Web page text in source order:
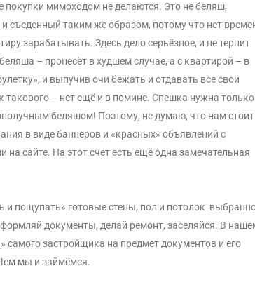
покупки мимоходом не делаются. Это не беляш,
съеденный таким же образом, потому что нет
зарабатывать. Здесь дело серьёзное, и не терпит
– пронесёт в худшем случае, а с квартирой – в
и выпучив очи бежать и отдавать все свои
такового – нет ещё и в помине. Спешка нужна только
беляшом! Поэтому, не думаю, что нам стоит
в виде баннеров и «красных» объявлений с
сайте. На этот счёт есть ещё одна замечательная
и пощупать» готовые стены, пол и потолок
документы, делай ремонт, заселяйся. В
самого застройщика на предмет документов и его
мы и займёмся.